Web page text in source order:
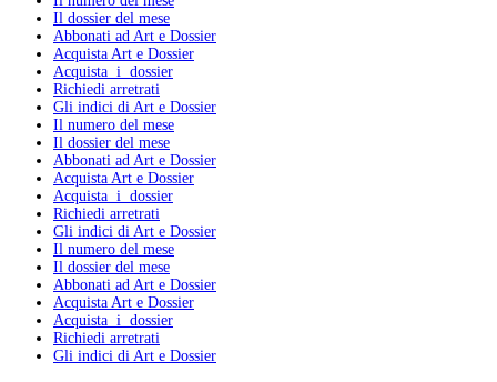
Il dossier del mese
Abbonati ad Art e Dossier
Acquista Art e Dossier
Acquista i dossier
Richiedi arretrati
Gli indici di Art e Dossier
Il numero del mese
Il dossier del mese
Abbonati ad Art e Dossier
Acquista Art e Dossier
Acquista i dossier
Richiedi arretrati
Gli indici di Art e Dossier
Il numero del mese
Il dossier del mese
Abbonati ad Art e Dossier
Acquista Art e Dossier
Acquista i dossier
Richiedi arretrati
Gli indici di Art e Dossier